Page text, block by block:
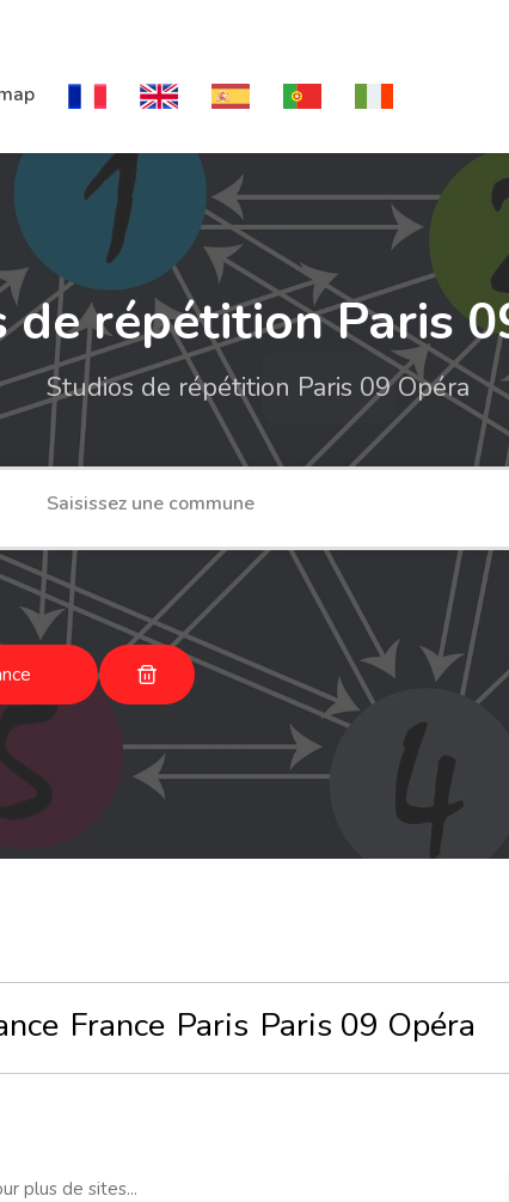
de répétition Paris
Studios de répétition Paris 09 Opéra
France Paris Paris 09 Opéra
plus de sites...